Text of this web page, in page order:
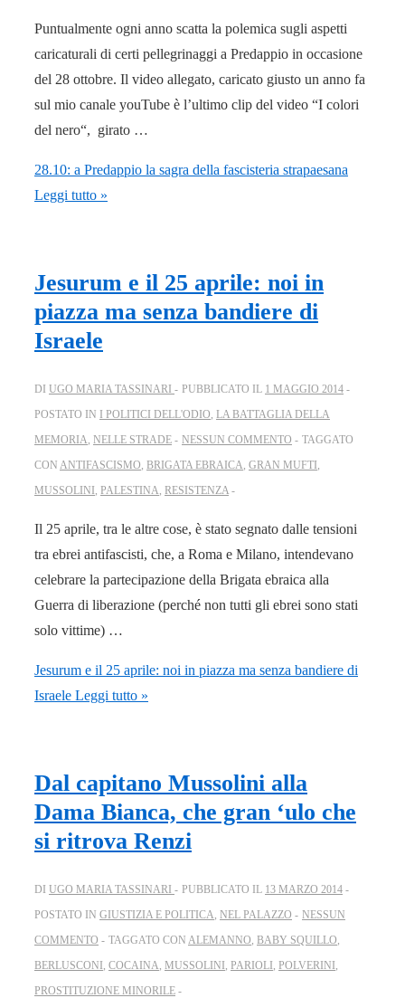
Puntualmente ogni anno scatta la polemica sugli aspetti
caricaturali di certi pellegrinaggi a Predappio in occasione
del 28 ottobre. Il video allegato, caricato giusto un anno fa
sul mio canale youTube è l’ultimo clip del video “I colori
del nero“, girato …
28.10: a Predappio la sagra della fascisteria strapaesana
Leggi tutto »
Jesurum e il 25 aprile: noi in
piazza ma senza bandiere di
Israele
DI UGO MARIA TASSINARI PUBBLICATO IL 1 MAGGIO 2014
POSTATO IN I POLITICI DELL'ODIO, LA BATTAGLIA DELLA
MEMORIA, NELLE STRADE NESSUN COMMENTO
TAGGATO
CON ANTIFASCISMO, BRIGATA EBRAICA, GRAN MUFTI,
MUSSOLINI, PALESTINA, RESISTENZA
Il 25 aprile, tra le altre cose, è stato segnato dalle tensioni
tra ebrei antifascisti, che, a Roma e Milano, intendevano
celebrare la partecipazione della Brigata ebraica alla
Guerra di liberazione (perché non tutti gli ebrei sono stati
solo vittime) …
Jesurum e il 25 aprile: noi in piazza ma senza bandiere di
Israele Leggi tutto »
Dal capitano Mussolini alla
Dama Bianca, che gran ‘ulo che
si ritrova Renzi
DI UGO MARIA TASSINARI PUBBLICATO IL 13 MARZO 2014
POSTATO IN GIUSTIZIA E POLITICA, NEL PALAZZO
NESSUN
COMMENTO
TAGGATO CON ALEMANNO, BABY SQUILLO,
BERLUSCONI , COCAINA, MUSSOLINI , PARIOLI , POLVERINI ,
PROSTITUZIONE MINORILE